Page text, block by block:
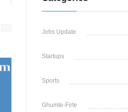
Jobs Update
Startups
Sports
Ghumte-Firte